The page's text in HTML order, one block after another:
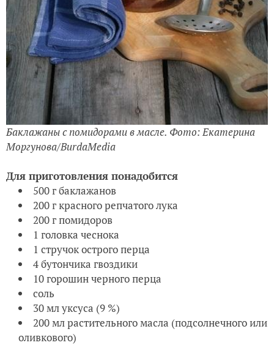
Баклажаны с помидорами в масле. Фото: Екатерина
Моргунова/BurdaMedia
Для приготовления понадобится
500 г баклажанов
200 г красного репчатого лука
200 г помидоров
1 головка чеснока
1 стручок острого перца
4 бутончика гвоздики
10 горошин черного перца
cоль
30 мл уксуса (9 %)
200 мл растительного масла (подсолнечного или
оливкового)